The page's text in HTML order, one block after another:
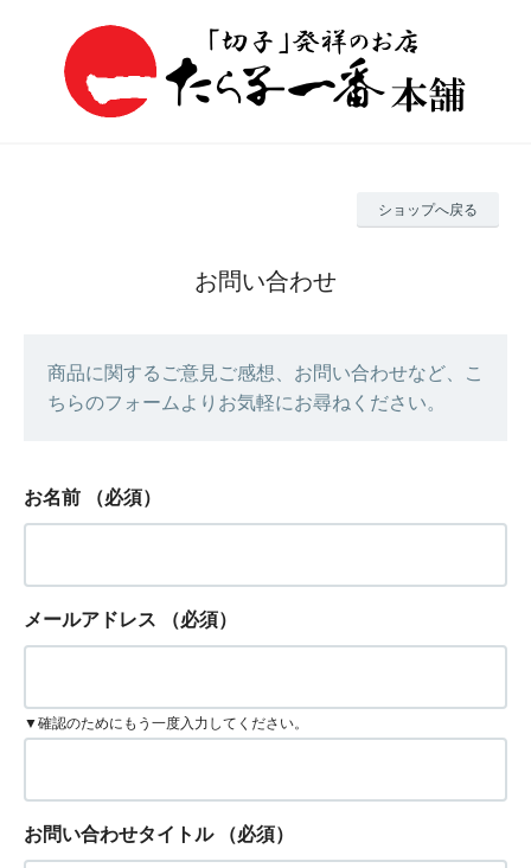
ショップへ戻る
お問い合わせ
商品に関するご意見ご感想、お問い合わせなど、こ
ちらのフォームよりお気軽にお尋ねください。
お名前 （必須）
メールアドレス （必須）
▼確認のためにもう一度入力してください。
お問い合わせタイトル （必須）